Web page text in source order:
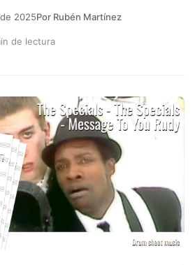
2025Por Rubén Martínez
de lectura